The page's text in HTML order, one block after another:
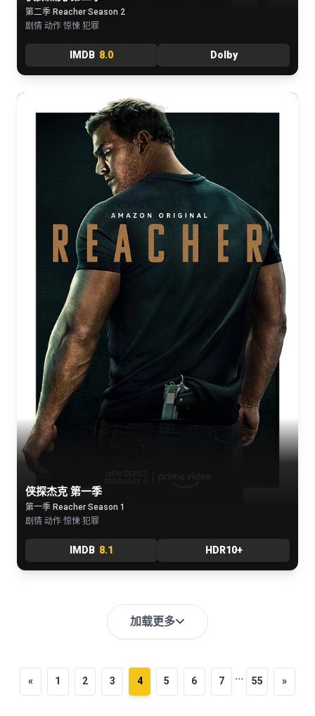
第二季 Reacher Season 2
剧情 动作 惊悚 犯罪
IMDB 8.0 Dolby
侠探杰克 第一季
第一季 Reacher Season 1
剧情 动作 惊悚 犯罪
IMDB 8.1 HDR10+
加载更多
« 1 2 3 4 5 6 7 ... 55 »